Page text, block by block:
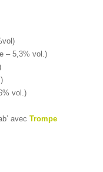
– 5,3% vol.)
vol.)
avec Trompe